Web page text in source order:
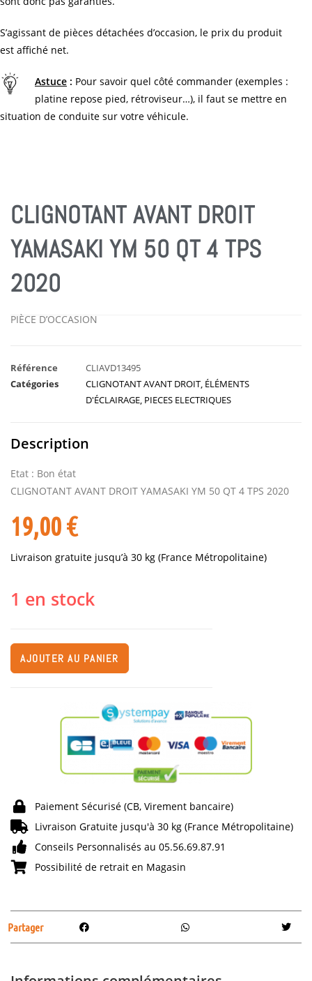
S’agissant de pièces détachées d’occasion, le prix du produit
est affiché net.
Astuce : Pour savoir quel côté commander (exemples :
platine repose pied, rétroviseur…), il faut se mettre en
situation de conduite sur votre véhicule.
CLIGNOTANT AVANT DROIT
YAMASAKI YM 50 QT 4 TPS
2020
PIÈCE D’OCCASION
Référence
CLIAVD13495
Catégories
CLIGNOTANT AVANT DROIT ÉLÉMENTS
D'ÉCLAIRAGE PIECES ELECTRIQUES
Description
Etat : Bon état
CLIGNOTANT AVANT DROIT YAMASAKI YM 50 QT 4 TPS 2020
19,00€
Livraison gratuite jusqu’à 30 kg (France Métropolitaine)
1 en stock
AJOUTER AU PANIER
Paiement Sécurisé (CB, Virement bancaire)
Livraison Gratuite jusqu'à 30 kg (France Métropolitaine)
Conseils Personnalisés au 05.56.69.87.91
Possibilité de retrait en Magasin
Partager